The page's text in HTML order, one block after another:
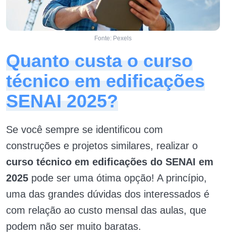
Fonte: Pexels
Quanto custa o curso
técnico em edificações
SENAI 2025?
Se você sempre se identificou com
construções e projetos similares, realizar o
curso técnico em edificações do SENAI em
2025 pode ser uma ótima opção! A princípio,
uma das grandes dúvidas dos interessados é
com relação ao custo mensal das aulas, que
podem não ser muito baratas.